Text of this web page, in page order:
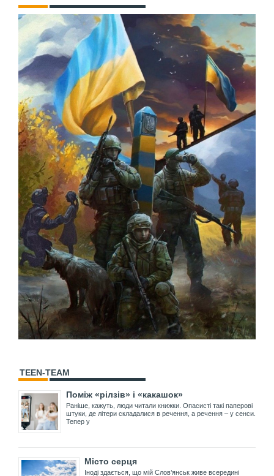
TEEN-TEAM
Поміж «рілзів» і «какашок»
Раніше, кажуть, люди читали книжки. Опасисті такі паперові
штуки, де літери складалися в речення, а речення – у сенси.
Тепер у
Місто серця
Іноді здається, що мій Слов’янськ живе всередині